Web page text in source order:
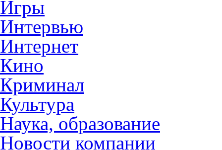
Игры
Интервью
Интернет
Кино
Криминал
Культура
Наука, образование
Новости компании